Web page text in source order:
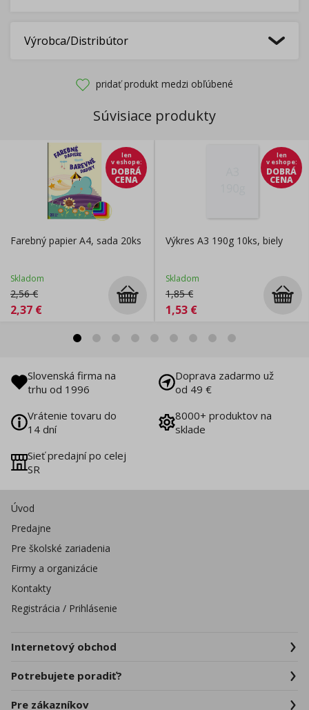
Výrobca/Distribútor
pridať produkt medzi obľúbené
Súvisiace produkty
len
v eshope:
DOBRÁ
CENA
Farebný papier A4, sada 20ks
Skladom
2,56€
2,37 €
len
v eshope:
DOBRÁ
CENA
Výkres A3 190g 10ks, biely
Skladom
1,85€
1,53 €
Slovenská firma na
trhu od 1996
Doprava zadarmo už
od 49 €
Vrátenie tovaru do
14 dní
8000+ produktov na
sklade
Sieť predajní po celej
SR
Úvod
Predajne
Pre školské zariadenia
Firmy a organizácie
Kontakty
Registrácia / Prihlásenie
Internetový obchod
Potrebujete poradiť?
Pre zákazníkov